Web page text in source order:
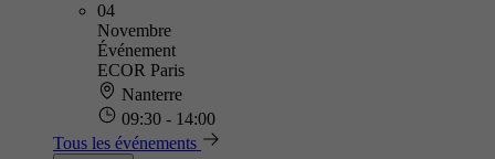
04
Novembre
Événement
ECOR Paris
Nanterre
09:30 - 14:00
Tous les événements